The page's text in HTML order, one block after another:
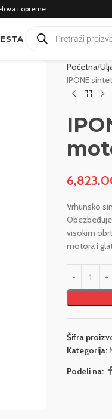
i opreme.
Početna
IPONE
Vrhunsko
visokim
motora i
Šifra
Kategorija:
Podeli na: